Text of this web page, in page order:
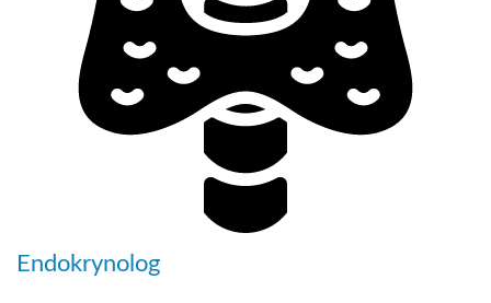
Endokrynolog